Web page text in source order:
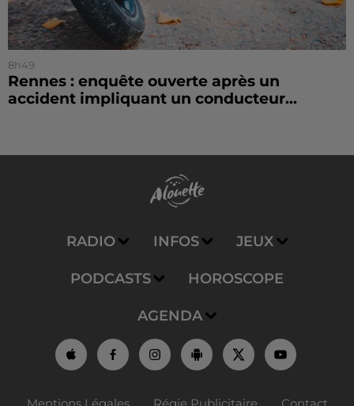
8h49
Rennes : enquête ouverte après un
accident impliquant un conducteur...
RADIO INFOS JEUX
PODCASTS HOROSCOPE
AGENDA